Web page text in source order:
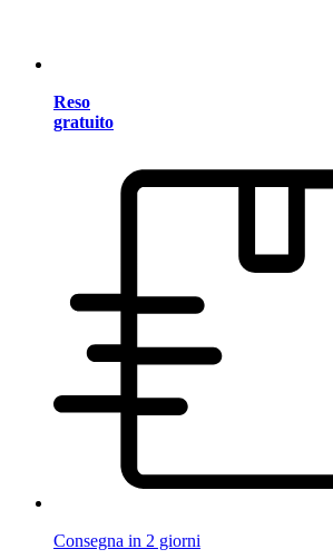
Reso
gratuito
Consegna in 2 giorni